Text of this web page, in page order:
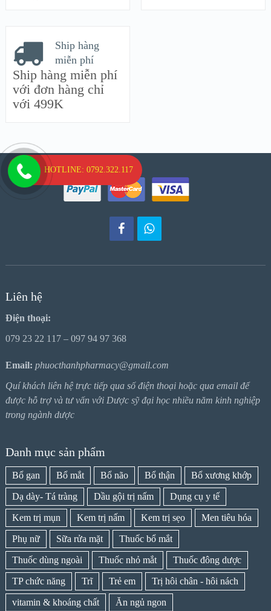
Ship hàng
miễn phí
Ship hàng miễn phí
với đơn hàng chỉ
với 499K
Liên hệ
Điện thoại:
079 23 22 117 – 097 94 97 368
Email: phuocthanhpharmacy@gmail.com
Quí khách liên hệ trực tiếp qua số điện thoại hoặc qua email để
được hỗ trợ và tư vấn với Dược sỹ đại học nhiều năm kinh nghiệp
trong ngành dược
Danh mục sản phẩm
Bổ gan Bổ mắt Bổ não Bổ thận Bổ xương khớp
Dạ dày- Tá tràng Dầu gội trị nấm Dụng cụ y tế
Kem trị mụn Kem trị nấm Kem trị sẹo Men tiêu hóa
Phụ nữ Sữa rửa mặt Thuốc bổ mắt
Thuốc dùng ngoài Thuốc nhỏ mắt Thuốc đông dược
TP chức năng Trĩ Trẻ em Trị hôi chân - hôi nách
vitamin & khoáng chất Ăn ngủ ngon
HOTLINE: 0792.322.117